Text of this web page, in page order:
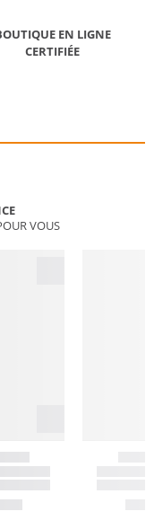
EN LIGNE
CERTIFIÉE
VOUS